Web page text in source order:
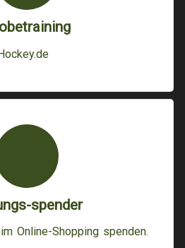
spender
Online-Shopping spenden.